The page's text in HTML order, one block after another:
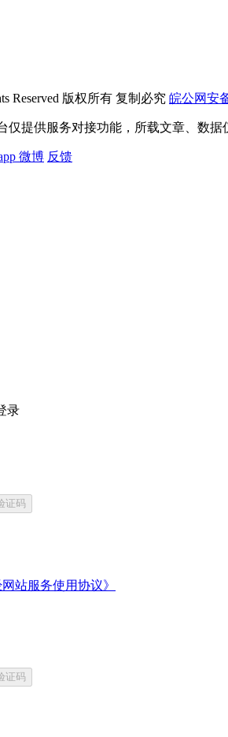
Reserved 版权所有 复制必究 皖公网安
仅提供服务对接功能，所载文章、数
微博 反馈
录
证码
网站服务使用协议》
证码